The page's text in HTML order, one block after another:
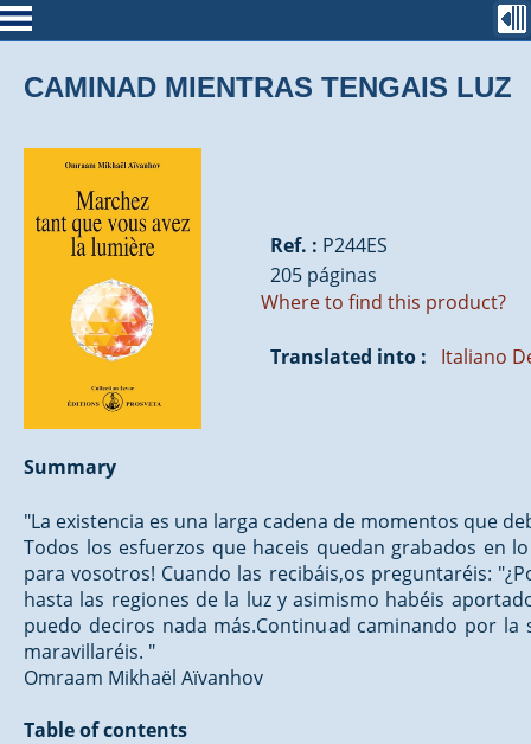
CAMINAD MIENTRAS TENGAIS LUZ
Ref. : P244ES
205 páginas
Where to find this product?
Translated into : Italiano
Summary
"La existencia es una larga cadena de momentos que
Todos los esfuerzos que haceis quedan grabados en
para vosotros! Cuando las recibáis,os preguntaréis:
hasta las regiones de la luz y asimismo habéis
puedo deciros nada más.Continuad caminando por
maravillaréis. "
Omraam Mikhaël Aïvanhov
Table of contents